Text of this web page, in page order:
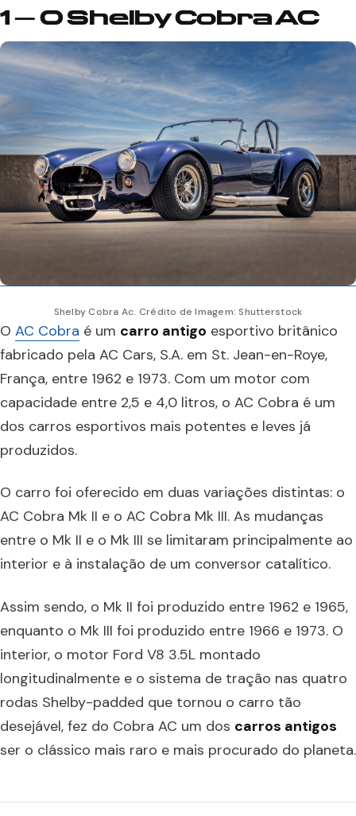
1 – O Shelby Cobra AC
Shelby Cobra Ac. Crédito de Imagem: Shutterstock
O AC Cobra é um carro antigo esportivo britânico
fabricado pela AC Cars, S.A. em St. Jean-en-Roye,
França, entre 1962 e 1973. Com um motor com
capacidade entre 2,5 e 4,0 litros, o AC Cobra é um
dos carros esportivos mais potentes e leves já
produzidos.
O carro foi oferecido em duas variações distintas: o
AC Cobra Mk II e o AC Cobra Mk III. As mudanças
entre o Mk II e o Mk III se limitaram principalmente ao
interior e à instalação de um conversor catalítico.
Assim sendo, o Mk II foi produzido entre 1962 e 1965,
enquanto o Mk III foi produzido entre 1966 e 1973. O
interior, o motor Ford V8 3.5L montado
longitudinalmente e o sistema de tração nas quatro
rodas Shelby-padded que tornou o carro tão
desejável, fez do Cobra AC um dos carros antigos
ser o clássico mais raro e mais procurado do planeta.